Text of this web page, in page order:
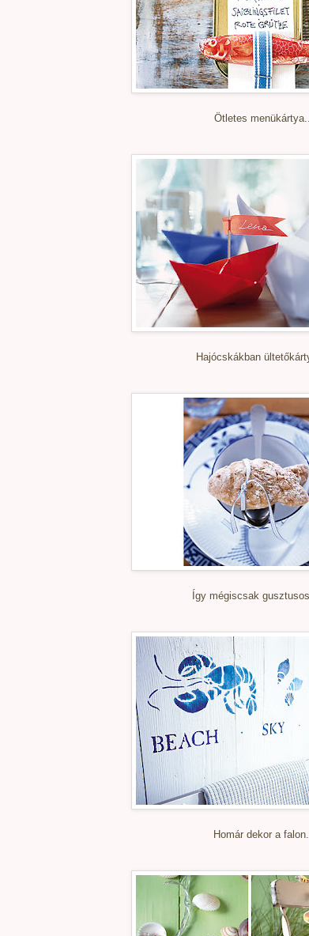
Ötletes
Hajócskákban
Így mégiscsak
Homár dekor a